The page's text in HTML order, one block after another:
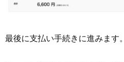
最後に支払い手続きに進みます。